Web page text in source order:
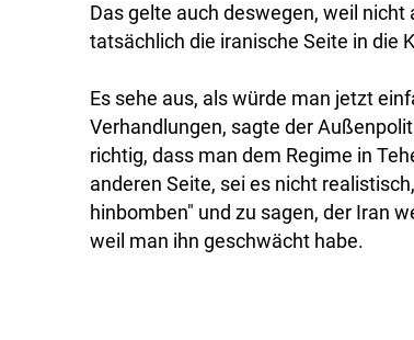
Das gelte auch deswegen, weil
tatsächlich die iranische Seite in die
Es sehe aus, als würde man jetzt
Verhandlungen, sagte der
richtig, dass man dem Regime in
anderen Seite, sei es nicht
hinbomben" und zu sagen, der Iran
weil man ihn geschwächt habe.